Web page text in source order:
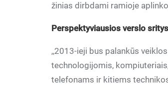
žinias dirbdami ramioje
Perspektyviausios verslo sritys
,,2013-ieji bus palankūs
technologijomis,
telefonams ir kitiems